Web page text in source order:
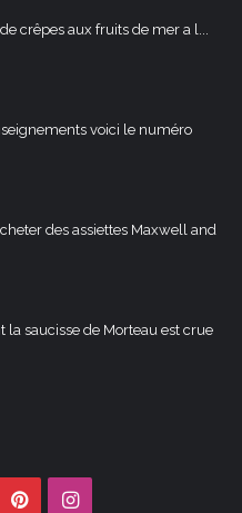
crêpes aux fruits de mer a l...
voici le numéro
des assiettes Maxwell and
la saucisse de Morteau est crue
PinterestInstagram